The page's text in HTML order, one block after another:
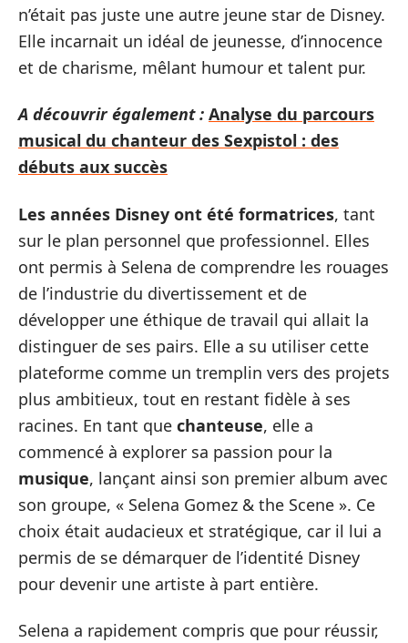
n’était pas juste une autre jeune star de Disney.
Elle incarnait un idéal de jeunesse, d’innocence
et de charisme, mêlant humour et talent pur.
A découvrir également : Analyse du parcours
musical du chanteur des Sexpistol : des
débuts aux succès
Les années Disney ont été formatrices, tant
sur le plan personnel que professionnel. Elles
ont permis à Selena de comprendre les rouages
de l’industrie du divertissement et de
développer une éthique de travail qui allait la
distinguer de ses pairs. Elle a su utiliser cette
plateforme comme un tremplin vers des projets
plus ambitieux, tout en restant fidèle à ses
racines. En tant que chanteuse, elle a
commencé à explorer sa passion pour la
musique, lançant ainsi son premier album avec
son groupe, « Selena Gomez & the Scene ». Ce
choix était audacieux et stratégique, car il lui a
permis de se démarquer de l’identité Disney
pour devenir une artiste à part entière.
Selena a rapidement compris que pour réussir,